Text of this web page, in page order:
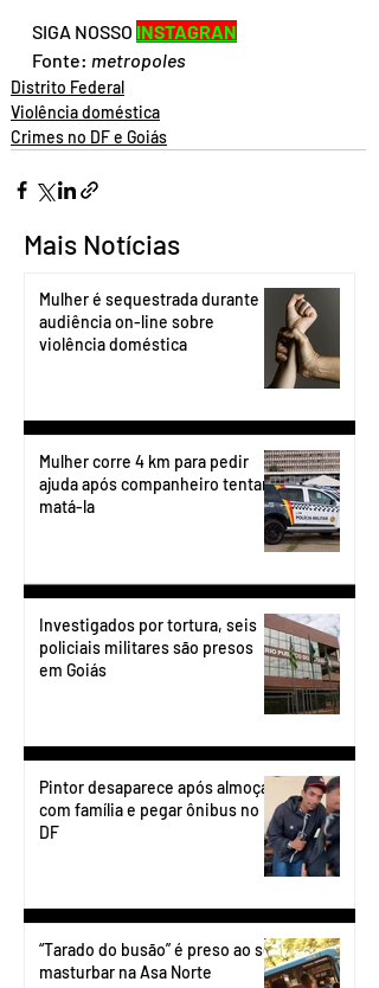
SIGA NOSSO INSTAGRAN
Fonte: metropoles
Distrito Federal
Violência doméstica
Crimes no DF e Goiás
Mais Notícias
Mulher é sequestrada durante
audiência on-line sobre
violência doméstica
Mulher corre 4 km para pedir
ajuda após companheiro tentar
matá-la
Investigados por tortura, seis
policiais militares são presos
em Goiás
Pintor desaparece após almoçar
com família e pegar ônibus no
DF
“Tarado do busão” é preso ao se
masturbar na Asa Norte